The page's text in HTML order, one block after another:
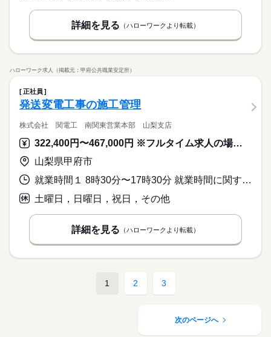
詳細を見る （ハローワークより転載）
ハローワーク求人（掲載元：甲府公共職業安定所）
正社員
発送変電工事の施工管理
株式会社 関電工 南関東営業本部 山梨支店
322,400円〜467,000円 ※フルタイム求人の場合は月額（換算額）、パート求人の場合は時間額を表示しています。
山梨県甲府市
就業時間１ 8時30分〜17時30分 就業時間に関する特記事項 勤務先の現場事務所により異なる。
土曜日，日曜日，祝日，その他
詳細を見る （ハローワークより転載）
1 2 3
次のページへ